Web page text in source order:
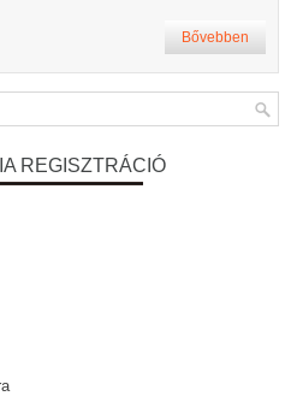
Bővebben
REGISZTRÁCIÓ